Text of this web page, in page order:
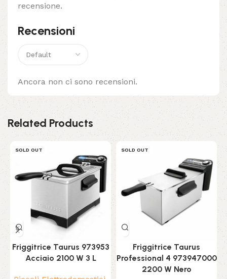
Recensioni
Ancora non ci sono recensioni.
recensione.
Related Products
SOLD OUT
Friggitrice Taurus 973953
Acciaio 2100 W 3 L
SOLD OUT
Friggitrice Taurus
Professional 4 973947000
2200 W Nero